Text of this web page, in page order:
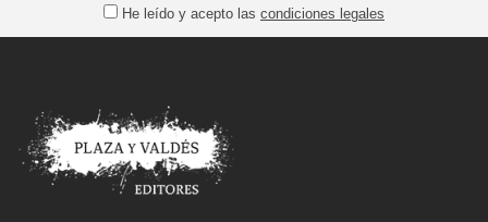
He leído y acepto las condiciones legales